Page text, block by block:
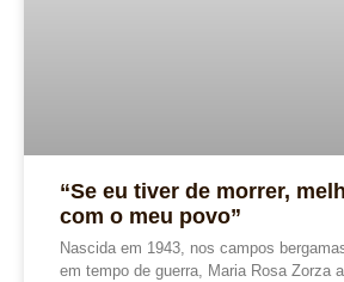
“Se eu tiver de morrer,
com o meu povo”
Nascida em 1943, nos campos
em tempo de guerra, Maria Rosa Zorza